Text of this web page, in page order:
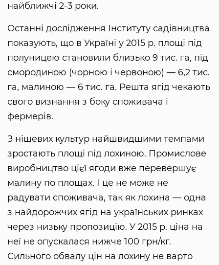
найближчі 2-3 роки.
Останні дослідження Інституту садівництва
показують, що в Україні у 2015 р. площі під
полуницею становили близько 9 тис. га, під
смородиною (чорною і червоною) — 6,2 тис.
га, малиною — 6 тис. га. Решта ягід чекають
свого визнання з боку споживача і
фермерів.
З нішевих культур найшвидшими темпами
зростають площі під лохиною. Промислове
виробництво цієї ягоди вже перевершує
малину по площах. І це не може не
радувати споживача, так як лохина — одна
з найдорожчих ягід на українських ринках
через низьку пропозицію. У 2015 р. ціна на
неї не опускалася нижче 100 грн/кг.
Сильного обвалу цін на лохину не варто